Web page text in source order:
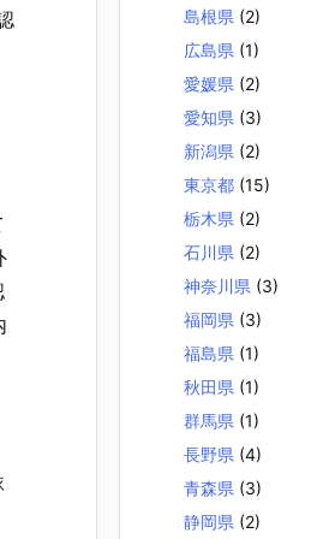
島根県 (2)
広島県 (1)
愛媛県 (2)
愛知県 (3)
新潟県 (2)
東京都 (15)
栃木県 (2)
石川県 (2)
神奈川県 (3)
福岡県 (3)
福島県 (1)
秋田県 (1)
群馬県 (1)
長野県 (4)
青森県 (3)
静岡県 (2)